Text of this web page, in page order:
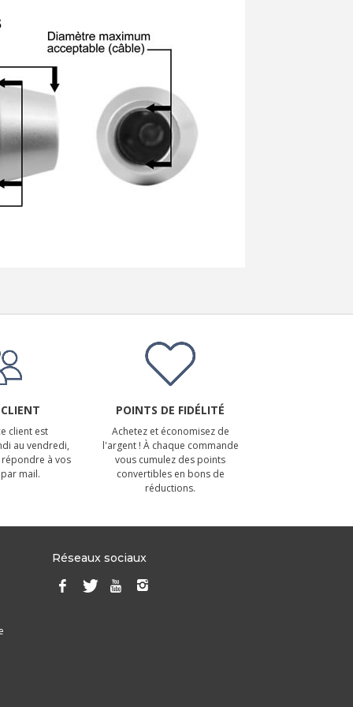
client est
au vendredi,
à vos
mail.
POINTS DE FIDÉLITÉ
Achetez et économisez de
l'argent ! À chaque commande
vous cumulez des points
convertibles en bons de
réductions.
Réseaux sociaux